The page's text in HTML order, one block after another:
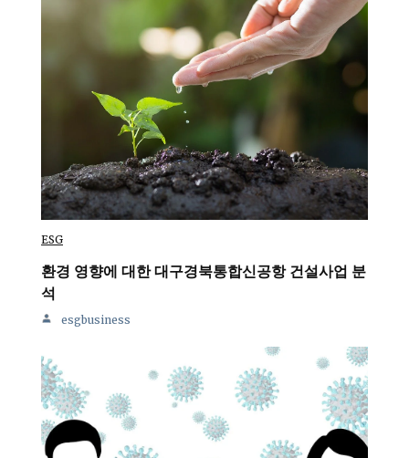
ESG
환경 영향에 대한 대구경북통합신공항 건설사업 분
석
esgbusiness